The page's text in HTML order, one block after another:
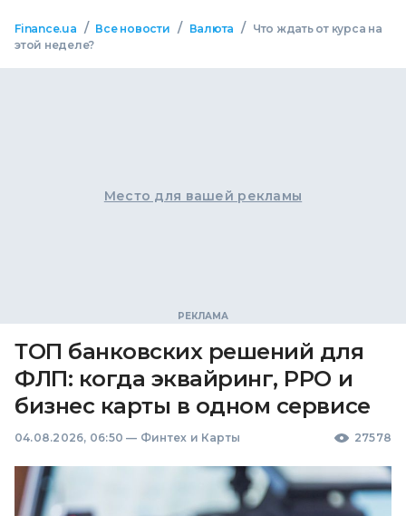
Finance.ua / Все новости / Валюта /
Что ждать от курса на
этой неделе?
Место для вашей рекламы
ТОП банковских решений для
ФЛП: когда эквайринг, РРО и
бизнес карты в одном сервисе
04.08.2026, 06:50 — Финтех и Карты 27578